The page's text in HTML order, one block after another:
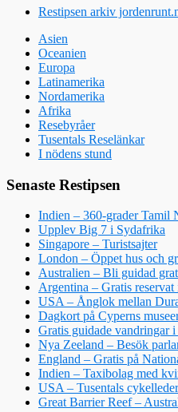
Restipsen arkiv
Asien
Oceanien
Europa
Latinamerika
Nordamerika
Afrika
Resebyråer
Tusentals Reselänkar
I nödens stund
Senaste Restipsen
Indien – 360-grader Tamil
Upplev Big 7 i Sydafrika
Singapore – Turistsajter
London – Öppet hus och
Australien – Bli guidad
Argentina – Gratis
USA – Ånglok mellan
Dagkort på Cyperns
Gratis guidade vandringar
Nya Zeeland – Besök
England – Gratis på
Indien – Taxibolag med
USA – Tusentals
Great Barrier Reef –